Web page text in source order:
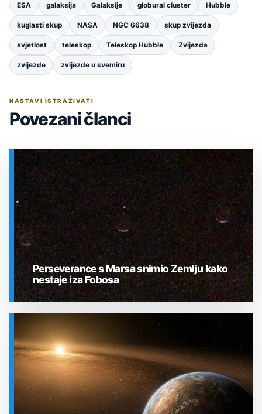
ESA galaksija Galaksije globural cluster Hubble
kuglasti skup NASA NGC 6638 skup zvijezda
svjetlost teleskop Teleskop Hubble Zvijezda
zvijezde zvijezde u svemiru
NASTAVI ISTRAŽIVATI
Povezani članci
SVEMIR
Perseverance s Marsa snimio Zemlju kako
nestaje iza Fobosa